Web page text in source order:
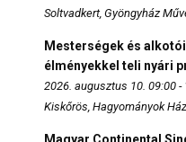
Soltvadkert, Gyöngyház
Mesterségek és
élményekkel teli nyári
2026. augusztus 10. 09:00 -
Kiskőrös, Hagyományok